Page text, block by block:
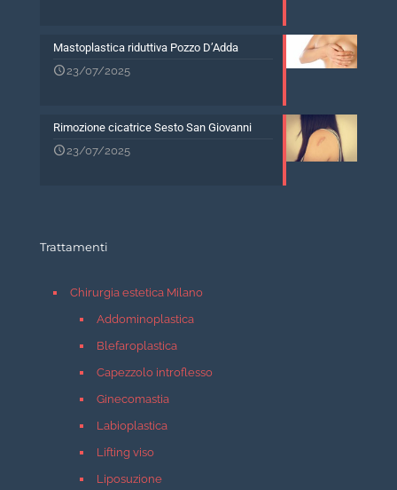
Mastoplastica riduttiva Pozzo D’Adda
23/07/2025
Rimozione cicatrice Sesto San Giovanni
23/07/2025
Trattamenti
Chirurgia estetica Milano
Addominoplastica
Blefaroplastica
Capezzolo introflesso
Ginecomastia
Labioplastica
Lifting viso
Liposuzione